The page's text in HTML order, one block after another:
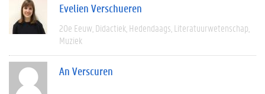
Evelien Verschueren
20e Eeuw Didactiek Hedendaags Literatuurwetenschap
Muziek
An Verscuren